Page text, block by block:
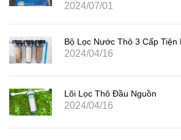
2024/07/01
Bộ Lọc Nước Thô 3 Cấp Tiện
2024/04/16
Lõi Lọc Thô Đầu Nguồn
2024/04/16